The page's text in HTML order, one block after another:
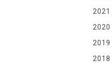
2021
2020
2019
2018